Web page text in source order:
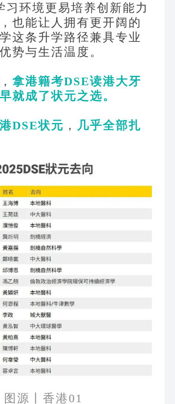
习环境更易培养创新能力
也能让人拥有更开阔的
这条升学路径兼具专业
势与生活温度。
拿港籍考DSE读港大牙
就成了状元之选。
DSE状元 ， 几乎全部扎
图源丨香港01